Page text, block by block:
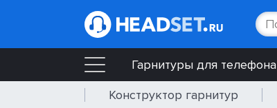
Гарнитуры для телефона
Конструктор гарнитур